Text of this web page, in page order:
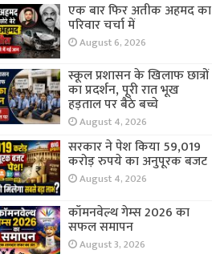
एक बार फिर अतीक अहमद का
परिवार चर्चा में
August 6, 2026
स्कूल प्रशासन के खिलाफ छात्रों
का प्रदर्शन, पूरी रात भूख
हड़ताल पर बैठे बच्चे
August 4, 2026
सरकार ने पेश किया 59,019
करोड़ रुपये का अनुपूरक बजट
August 4, 2026
कॉमनवेल्थ गेम्स 2026 का
सफल समापन
August 3, 2026